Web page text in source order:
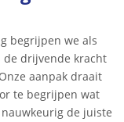
begrijpen we als
de drijvende kracht
aanpak draait
te begrijpen wat
de juiste